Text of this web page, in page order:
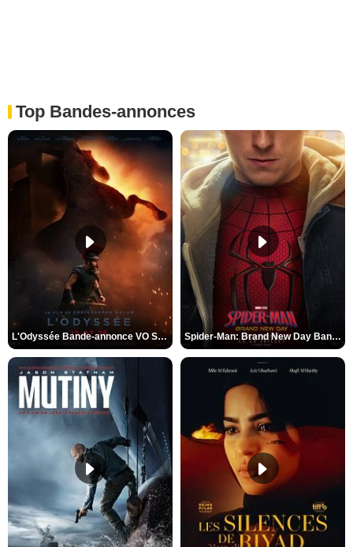
Top Bandes-annonces
L'Odyssée Bande-annonce VO STFR Spider-Man: Brand New Day Bande-annonce VO STFR